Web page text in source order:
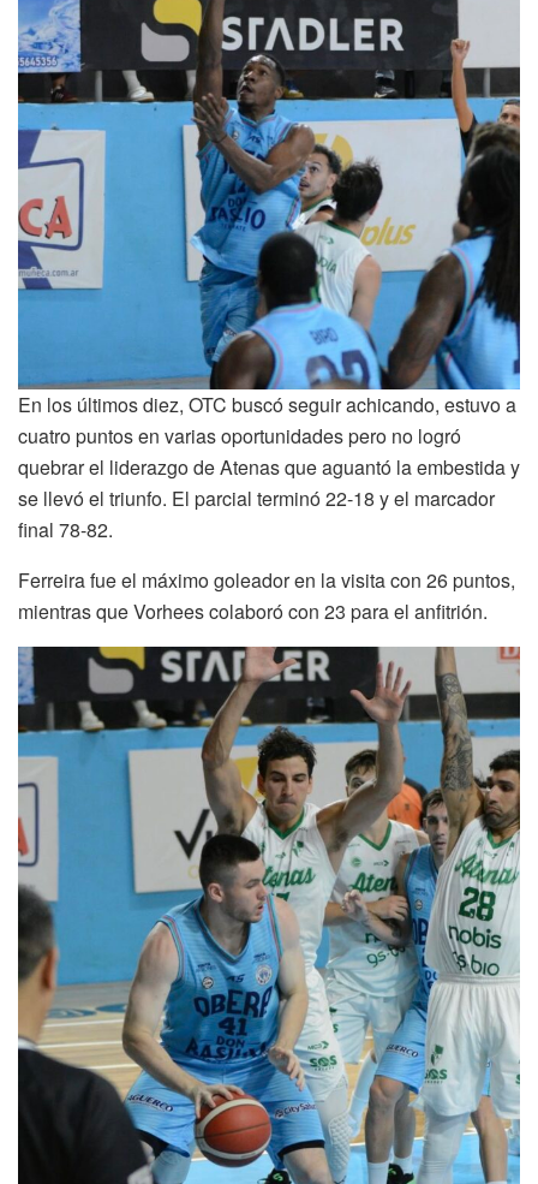
En los últimos diez, OTC buscó seguir achicando, estuvo a
cuatro puntos en varias oportunidades pero no logró
quebrar el liderazgo de Atenas que aguantó la embestida y
se llevó el triunfo. El parcial terminó 22-18 y el marcador
final 78-82.
Ferreira fue el máximo goleador en la visita con 26 puntos,
mientras que Vorhees colaboró con 23 para el anfitrión.